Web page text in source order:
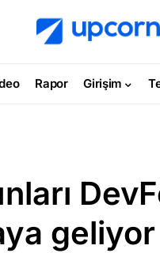
Rapor Girişim
geliyor